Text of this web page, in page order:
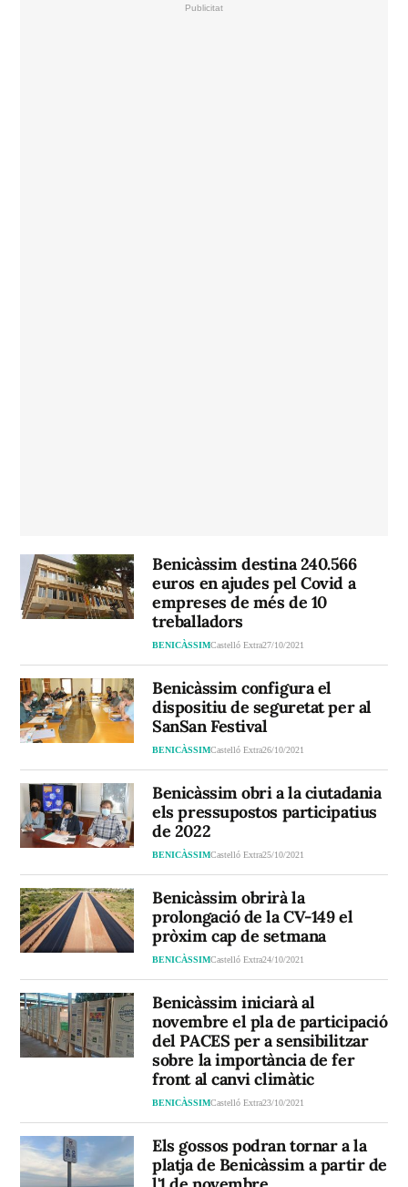
Benicàssim destina 240.566
euros en ajudes pel Covid a
empreses de més de 10
treballadors
BENICÀSSIMCastelló Extra27/10/2021
Benicàssim configura el
dispositiu de seguretat per al
SanSan Festival
BENICÀSSIMCastelló Extra26/10/2021
Benicàssim obri a la ciutadania
els pressupostos participatius
de 2022
BENICÀSSIMCastelló Extra25/10/2021
Benicàssim obrirà la
prolongació de la CV-149 el
pròxim cap de setmana
BENICÀSSIMCastelló Extra24/10/2021
Benicàssim iniciarà al
novembre el pla de participació
del PACES per a sensibilitzar
sobre la importància de fer
front al canvi climàtic
BENICÀSSIMCastelló Extra23/10/2021
Els gossos podran tornar a la
platja de Benicàssim a partir de